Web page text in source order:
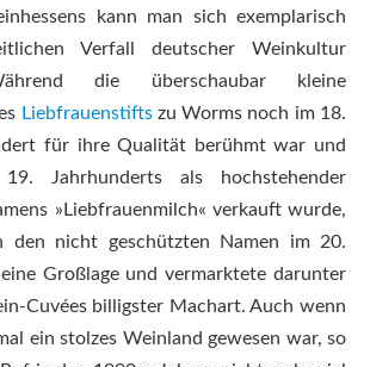
kann man sich exemplarisch
Verfall deutscher Weinkultur
die überschaubar kleine
Liebfrauenstiftszu Worms noch im 18.
für ihre Qualität berühmt war und
Jahrhunderts als hochstehender
»Liebfrauenmilch« verkauft wurde,
den nicht geschützten Namen im 20.
Großlage und vermarktete darunter
Cuvées billigster Machart. Auch wenn
ein stolzes Weinland gewesen war, so